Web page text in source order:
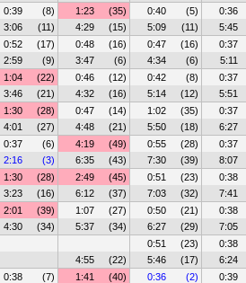
0:39 (8) 1:23 (35) 0:40 (5) 0:36
3:06 (11) 4:29 (15) 5:09 (11) 5:45
0:52 (17) 0:48 (16) 0:47 (16) 0:37
2:59 (9) 3:47 (6) 4:34 (6) 5:11
1:04 (22) 0:46 (12) 0:42 (8) 0:37
3:46 (21) 4:32 (16) 5:14 (12) 5:51
1:30 (28) 0:47 (14) 1:02 (35) 0:37
4:01 (27) 4:48 (21) 5:50 (18) 6:27
0:37 (6) 4:19 (49) 0:55 (28) 0:37
2:16 (3) 6:35 (43) 7:30 (39) 8:07
1:30 (28) 2:49 (45) 0:51 (23) 0:38
3:23 (16) 6:12 (37) 7:03 (32) 7:41
2:01 (39) 1:07 (27) 0:50 (21) 0:38
4:30 (34) 5:37 (34) 6:27 (29) 7:05
0:51 (23) 0:38
4:55 (22) 5:46 (17) 6:24
0:38 (7) 1:41 (40) 0:36 (2) 0:39